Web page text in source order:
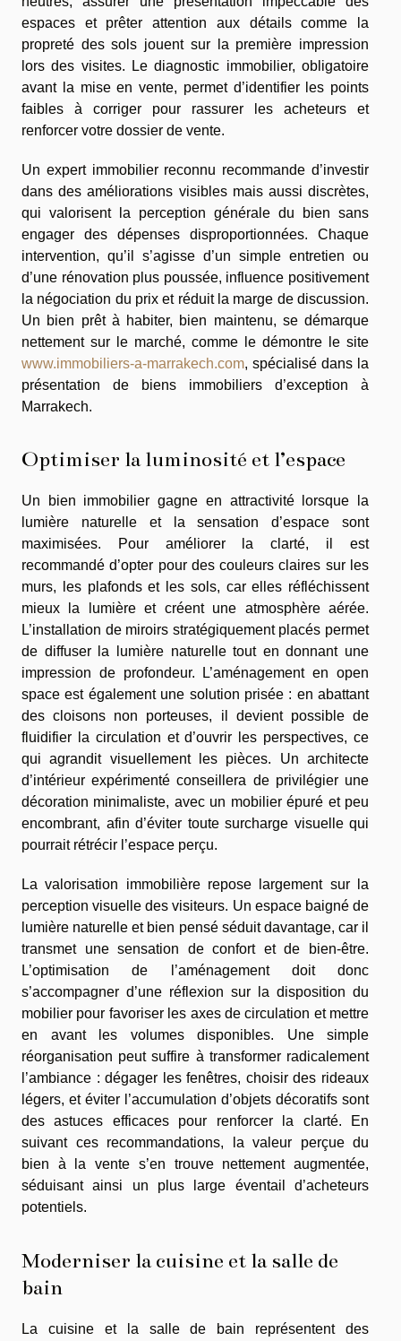
espaces et prêter attention aux détails comme la
propreté des sols jouent sur la première impression
lors des visites. Le diagnostic immobilier, obligatoire
avant la mise en vente, permet d’identifier les points
faibles à corriger pour rassurer les acheteurs et
renforcer votre dossier de vente.
Un expert immobilier reconnu recommande d’investir
dans des améliorations visibles mais aussi discrètes,
qui valorisent la perception générale du bien sans
engager des dépenses disproportionnées. Chaque
intervention, qu’il s’agisse d’un simple entretien ou
d’une rénovation plus poussée, influence positivement
la négociation du prix et réduit la marge de discussion.
Un bien prêt à habiter, bien maintenu, se démarque
nettement sur le marché, comme le démontre le site
www.immobiliers-a-marrakech.com, spécialisé dans la
présentation de biens immobiliers d’exception à
Marrakech.
Optimiser la luminosité et l’espace
Un bien immobilier gagne en attractivité lorsque la
lumière naturelle et la sensation d’espace sont
maximisées. Pour améliorer la clarté, il est
recommandé d’opter pour des couleurs claires sur les
murs, les plafonds et les sols, car elles réfléchissent
mieux la lumière et créent une atmosphère aérée.
L’installation de miroirs stratégiquement placés permet
de diffuser la lumière naturelle tout en donnant une
impression de profondeur. L’aménagement en open
space est également une solution prisée : en abattant
des cloisons non porteuses, il devient possible de
fluidifier la circulation et d’ouvrir les perspectives, ce
qui agrandit visuellement les pièces. Un architecte
d’intérieur expérimenté conseillera de privilégier une
décoration minimaliste, avec un mobilier épuré et peu
encombrant, afin d’éviter toute surcharge visuelle qui
pourrait rétrécir l’espace perçu.
La valorisation immobilière repose largement sur la
perception visuelle des visiteurs. Un espace baigné de
lumière naturelle et bien pensé séduit davantage, car il
transmet une sensation de confort et de bien-être.
L’optimisation de l’aménagement doit donc
s’accompagner d’une réflexion sur la disposition du
mobilier pour favoriser les axes de circulation et mettre
en avant les volumes disponibles. Une simple
réorganisation peut suffire à transformer radicalement
l’ambiance : dégager les fenêtres, choisir des rideaux
légers, et éviter l’accumulation d’objets décoratifs sont
des astuces efficaces pour renforcer la clarté. En
suivant ces recommandations, la valeur perçue du
bien à la vente s’en trouve nettement augmentée,
séduisant ainsi un plus large éventail d’acheteurs
potentiels.
Moderniser la cuisine et la salle de
bain
La cuisine et la salle de bain représentent des